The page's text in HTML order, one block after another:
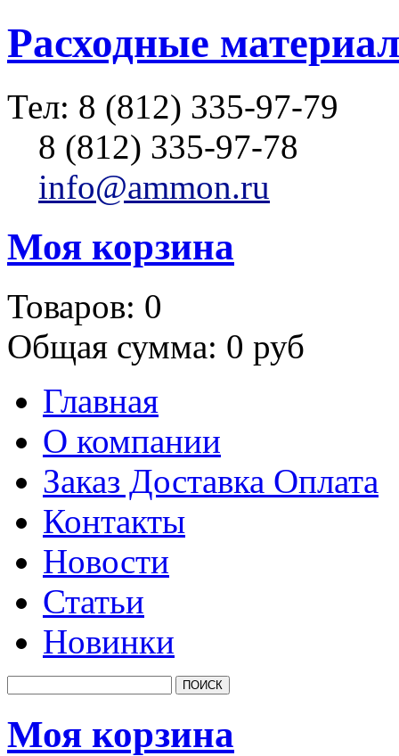
Расходные
Тел: 8 (812) 335-97-79
8 (812) 335-97-78
info@ammon.ru
Моя корзина
Товаров: 0
Общая сумма: 0 руб
Главная
О компании
Заказ Доставка Оплата
Контакты
Новости
Статьи
Новинки
Моя корзина